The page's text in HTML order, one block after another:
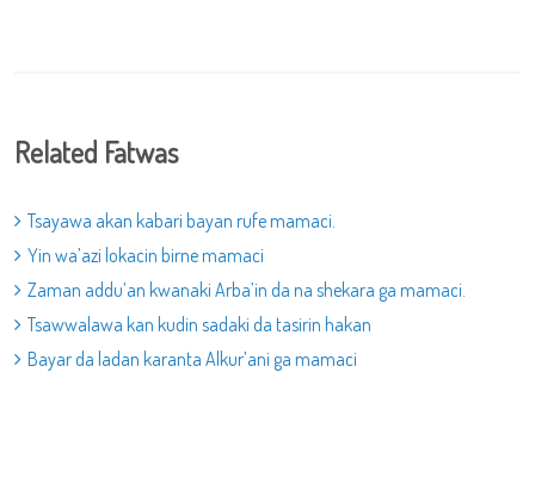
Related Fatwas
Tsayawa akan kabari bayan rufe mamaci.
Yin wa’azi lokacin birne mamaci
Zaman addu’an kwanaki Arba’in da na shekara ga mamaci.
Tsawwalawa kan kudin sadaki da tasirin hakan
Bayar da ladan karanta Alkur’ani ga mamaci